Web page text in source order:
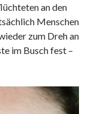
an den
Menschen
zum Dreh an
im Busch fest –